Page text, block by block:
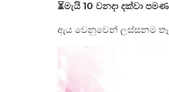
⏳මැයි 10 වනදා දක්වා
ඇය වෙනුවෙන් ලස්සනම